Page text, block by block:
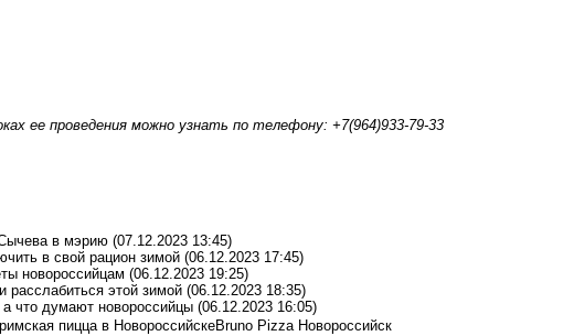
ее проведения можно узнать по телефону: +7(964)933-79-33
в мэрию (07.12.2023 13:45)
в свой рацион зимой (06.12.2023 17:45)
новороссийцам (06.12.2023 19:25)
расслабиться этой зимой (06.12.2023 18:35)
что думают новороссийцы (06.12.2023 16:05)
римская пицца в НовороссийскеBruno Pizza Новороссийск